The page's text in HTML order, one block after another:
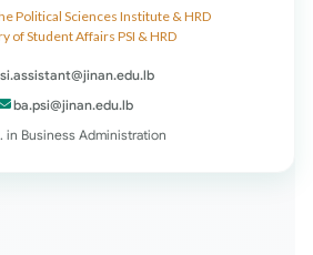
Political Sciences Institute & HRD
of Student Affairs PSI & HRD
ba.psi@jinan.edu.lb
in Business Administration